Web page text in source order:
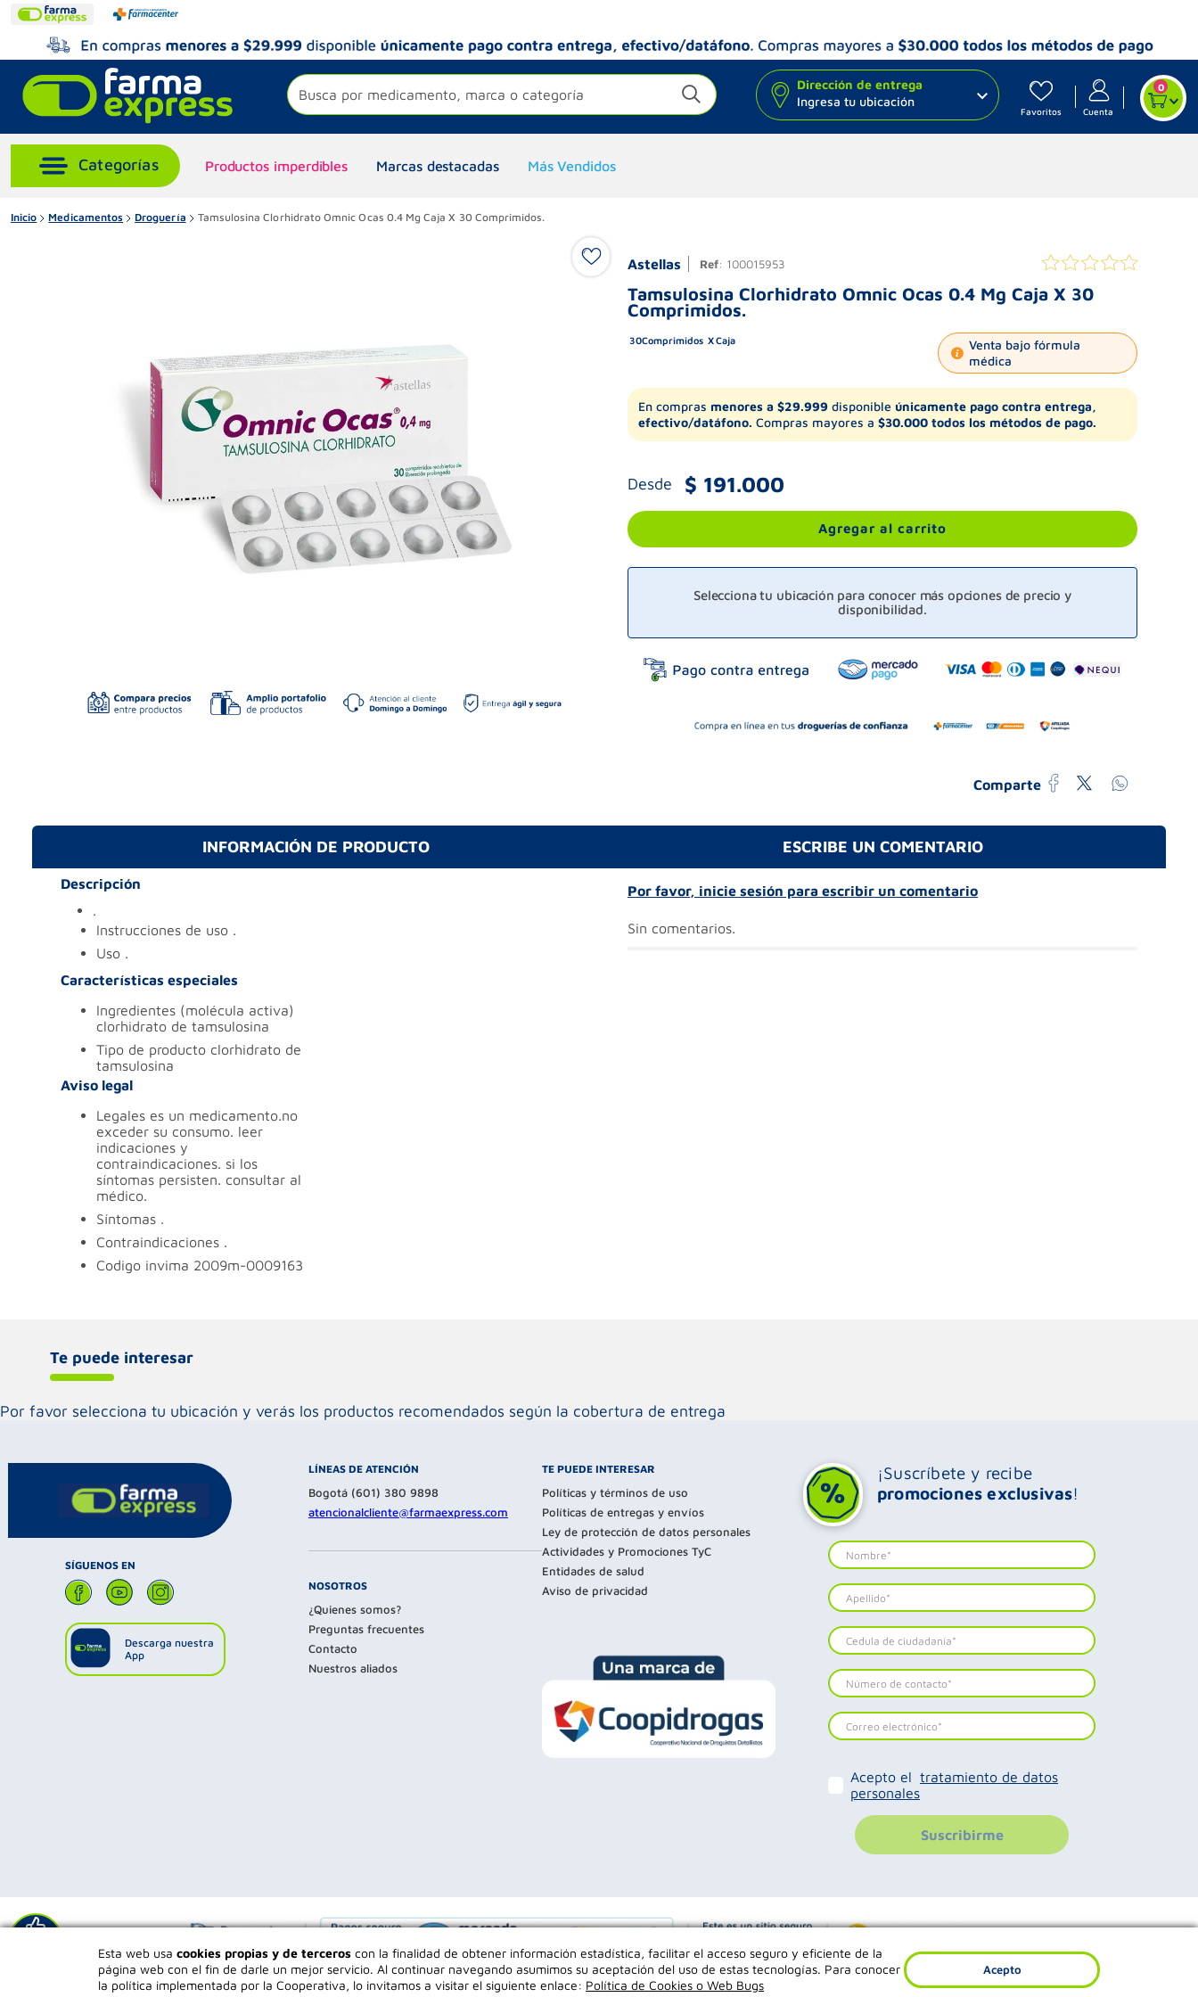
Esta web usa cookies propias y de terceros con la finalidad de obtener información estadística, facilitar el acceso seguro y eficiente de la
página web con el fin de darle un mejor servicio. Al continuar navegando asumimos su aceptación del uso de estas tecnologías. Para conocer
la política implementada por la Cooperativa, lo invitamos a visitar el siguiente enlace: Política de Cookies o Web Bugs
Acepto
Busca por medicamento, marca o categoría
Dirección de entrega
Ingresa tu ubicación
Favoritos Cuenta
0
Productos imperdibles Marcas destacadas Más Vendidos
Inicio Medicamentos Droguería Tamsulosina Clorhidrato Omnic Ocas 0.4 Mg Caja X 30 Comprimidos.
Astellas Ref: 100015953
Tamsulosina Clorhidrato Omnic Ocas 0.4 Mg Caja X 30
Comprimidos.
30Comprimidos Caja
Venta bajo fórmula
médica
En compras menores a $29.999 disponible únicamente pago contra entrega,
efectivo/datáfono. Compras mayores a $30.000 todos los métodos de pago.
Desde $ 191.000
Agregar al carrito
Selecciona tu ubicación para conocer más opciones de precio y
disponibilidad.
Comparte
INFORMACIÓN DE PRODUCTO
Descripción
.
instrucciones de uso .
uso .
Características especiales
ingredientes (molécula activa)
clorhidrato de tamsulosina
tipo de producto clorhidrato de
tamsulosina
Aviso legal
legales es un medicamento.no
exceder su consumo. leer
indicaciones y
contraindicaciones. si los
síntomas persisten. consultar al
médico.
síntomas .
contraindicaciones .
codigo invima 2009m-0009163
ESCRIBE UN COMENTARIO
Por favor, inicie sesión para escribir un comentario
Sin comentarios.
Te puede interesar
Por favor selecciona tu ubicación y verás los productos recomendados según la cobertura de entrega
SÍGUENOS EN
Descarga nuestra
App
LÍNEAS DE ATENCIÓN
Bogotá (601) 380 9898
atencionalcliente@farmaexpress.com
NOSOTROS
¿Quienes somos?
Preguntas frecuentes
Contacto
Nuestros aliados
TE PUEDE INTERESAR
Políticas y términos de uso
Políticas de entregas y envíos
Ley de protección de datos personales
Actividades y Promociones TyC
Entidades de salud
Aviso de privacidad
¡Suscríbete y recibe
promociones exclusivas!
Acepto el tratamiento de datos
personales
Suscribirme
Todos los derechos reservados Farmaexpress 2025 Empowered by